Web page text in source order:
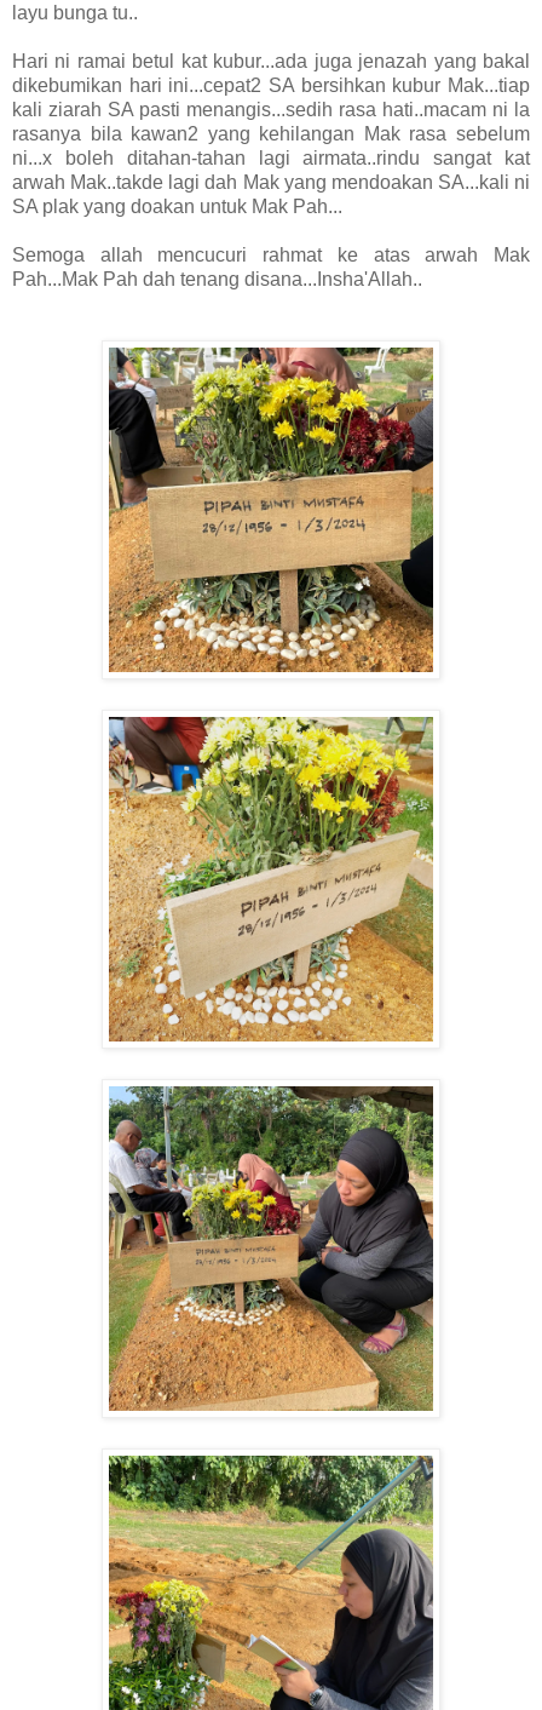
layu bunga tu..
Hari ni ramai betul kat kubur...ada juga jenazah yang bakal
dikebumikan hari ini...cepat2 SA bersihkan kubur Mak...tiap
kali ziarah SA pasti menangis...sedih rasa hati..macam ni la
rasanya bila kawan2 yang kehilangan Mak rasa sebelum
ni...x boleh ditahan-tahan lagi airmata..rindu sangat kat
arwah Mak..takde lagi dah Mak yang mendoakan SA...kali ni
SA plak yang doakan untuk Mak Pah...
Semoga allah mencucuri rahmat ke atas arwah Mak
Pah...Mak Pah dah tenang disana...Insha'Allah..